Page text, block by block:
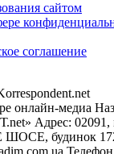
сайтом
соглашение
онлайн-медиа
Адрес: 02091,
будинок